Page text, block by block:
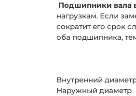
Подшипники вала
нагрузкам. Если
сократит его срок
оба подшипника,
Внутренний
Наружный